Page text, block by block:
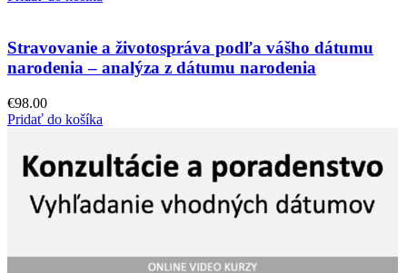
Stravovanie a životospráva podľa vášho dátumu
narodenia – analýza z dátumu narodenia
€98.00
Pridať do košíka